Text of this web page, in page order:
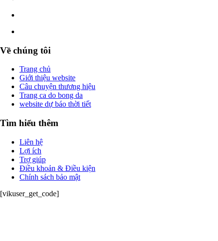
Về chúng tôi
Trang chủ
Giới thiệu website
Câu chuyện thương hiệu
Trang ca do bong da
website dự báo thời tiết
Tìm hiểu thêm
Liên hệ
Lợi ích
Trợ giúp
Điều khoản & Điều kiện
Chính sách bảo mật
[vikuser_get_code]